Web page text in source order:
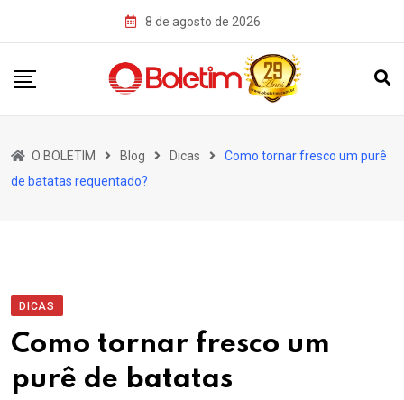
8 de agosto de 2026
O BOLETIM Blog Dicas
Como tornar fresco um purê
de batatas requentado?
DICAS
Como tornar fresco um
purê de batatas